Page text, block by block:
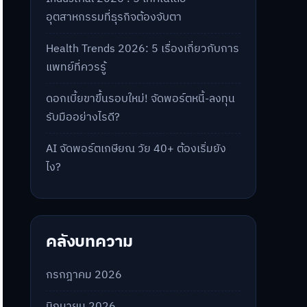
อุตสาหกรรมที่ธุรกิจต้องจับตา
Health Trends 2026: 5 เรื่องเกี่ยวกับการ
แพทย์ที่ควรรู้
ดอกเบี้ยขาขึ้นรอบใหม่! จัดพอร์ตหนี้-ลงทุน
รับมืออย่างไรดี?
AI จัดพอร์ตเกษียณ วัย 40+ ต้องเริ่มยัง
ไง?
คลังบทความ
กรกฎาคม 2026